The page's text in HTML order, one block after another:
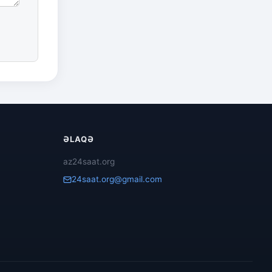
ƏLAQƏ
az24saat.org
24saat.org@gmail.com